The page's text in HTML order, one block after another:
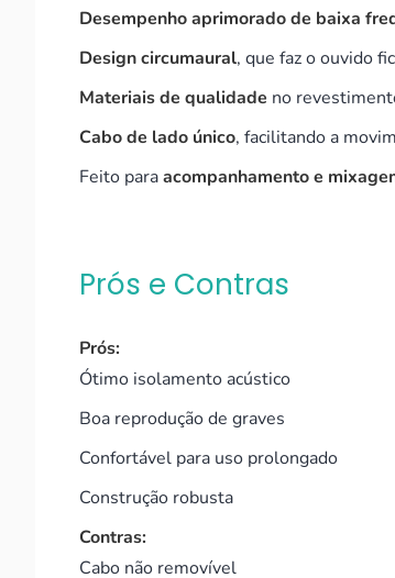
Desempenho aprimorado de baixa
Design circumaural, que faz o ouvido
Materiais de qualidade no
Cabo de lado único, facilitando a
Feito paraacompanhamento e
Prós e Contras
Prós:
Ótimo isolamento acústico
Boa reprodução de graves
Confortável para uso prolongado
Construção robusta
Contras:
Cabo não removível